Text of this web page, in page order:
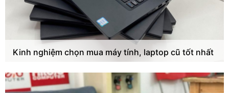
Kinh nghiệm chọn mua máy tính, laptop cũ tốt nhất